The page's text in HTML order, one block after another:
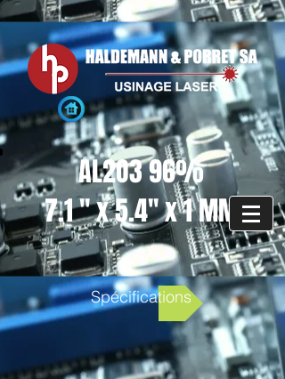
AL2O3 96%
7.1 '' x 5.4'' x 1 MM
Spécifications